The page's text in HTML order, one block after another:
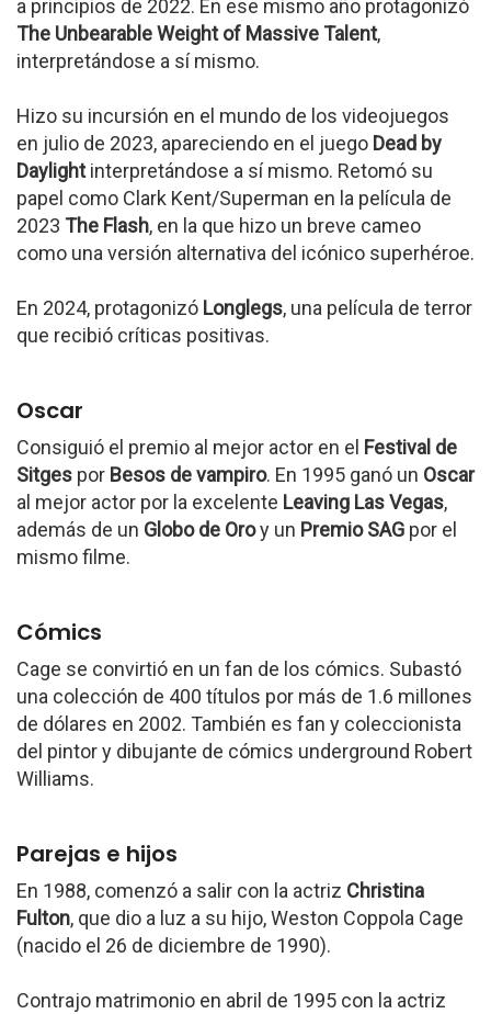
a principios de 2022. En ese mismo año protagonizó
The Unbearable Weight of Massive Talent,
interpretándose a sí mismo.
Hizo su incursión en el mundo de los videojuegos
en julio de 2023, apareciendo en el juego Dead by
Daylightinterpretándose a sí mismo. Retomó su
papel como Clark Kent/Superman en la película de
2023 The Flash, en la que hizo un breve cameo
como una versión alternativa del icónico superhéroe.
En 2024, protagonizó Longlegs, una película de terror
que recibió críticas positivas.
Oscar
Consiguió el premio al mejor actor en el Festival de
Sitges por Besos de vampiro. En 1995 ganó un Oscar
al mejor actor por la excelente Leaving Las Vegas,
además de un Globo de Oroy un Premio SAG por el
mismo filme.
Cómics
Cage se convirtió en un fan de los cómics. Subastó
una colección de 400 títulos por más de 1.6 millones
de dólares en 2002. También es fan y coleccionista
del pintor y dibujante de cómics underground Robert
Williams.
Parejas e hijos
En 1988, comenzó a salir con la actriz Christina
Fulton, que dio a luz a su hijo, Weston Coppola Cage
(nacido el 26 de diciembre de 1990).
Contrajo matrimonio en abril de 1995 con la actriz